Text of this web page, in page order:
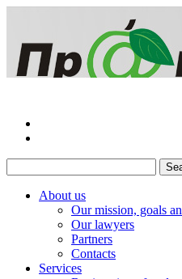
About us
Our mission, goals
Our lawyers
Partners
Сontacts
Services